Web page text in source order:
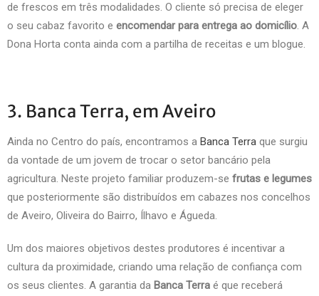
de frescos em três modalidades. O cliente só precisa de eleger
o seu cabaz favorito e encomendar para entrega ao domicílio. A
Dona Horta conta ainda com a partilha de receitas e um blogue.
3. Banca Terra, em Aveiro
Ainda no Centro do país, encontramos a Banca Terra que surgiu
da vontade de um jovem de trocar o setor bancário pela
agricultura. Neste projeto familiar produzem-se frutas e legumes
que posteriormente são distribuídos em cabazes nos concelhos
de Aveiro, Oliveira do Bairro, Ílhavo e Águeda.
Um dos maiores objetivos destes produtores é incentivar a
cultura da proximidade, criando uma relação de confiança com
os seus clientes. A garantia da Banca Terra é que receberá